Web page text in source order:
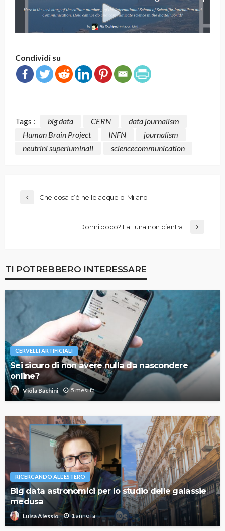
Condividi su
Tags : big data CERN
data journalism
Human Brain Project
INFN
journalism
neutrini superluminali
sciencecommunication
Che cosa c’è nelle acque di Milano
Dormi poco? La Luna non c’entra
TI POTREBBERO INTERESSARE
CERVELLI ARTIFICIALI
Sei sicuro di non avere nulla da nascondere
online?
Viola Bachini 5 mesi fa
RICERCANDO ALL'ESTERO
Big data astronomici per lo studio delle galassie
medusa
Luisa Alessio 1 anno fa